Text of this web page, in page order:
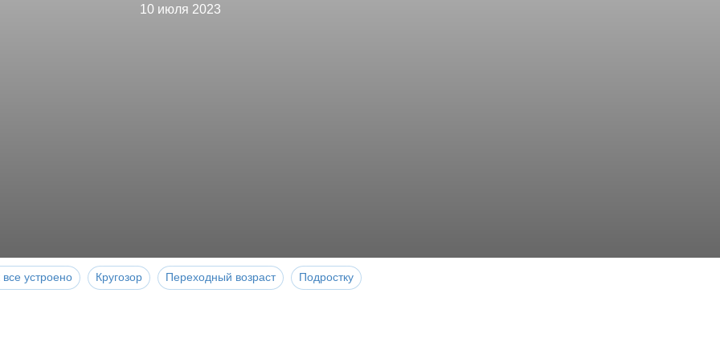
10 июля 2023
все устроено Кругозор Переходный возраст Подростку